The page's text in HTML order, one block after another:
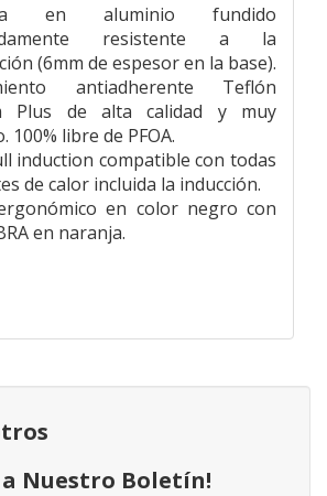
en aluminio fundido
resistente a la
(6mm de espesor en la base).
antiadherente Teflón
Plus de alta calidad y muy
100% libre de PFOA.
induction compatible con todas
de calor incluida la inducción.
en color negro con
en naranja.
a Nuestro Boletín!